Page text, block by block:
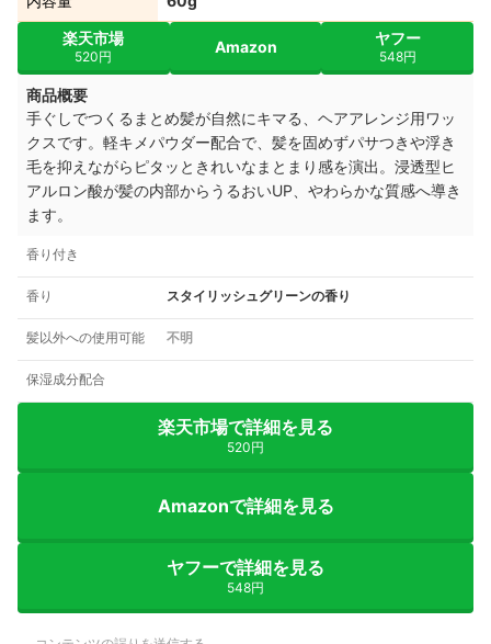
楽天市場
520円
Amazon ヤフー
548円
商品概要
手ぐしでつくるまとめ髪が自然にキマる、ヘアアレンジ用ワッ
クスです。軽キメパウダー配合で、髪を固めずパサつきや浮き
毛を抑えながらピタッときれいなまとまり感を演出。浸透型ヒ
アルロン酸が髪の内部からうるおいUP、やわらかな質感へ導き
ます。
香り付き
香り スタイリッシュグリーンの香り
髪以外への使用可能 不明
保湿成分配合
楽天市場で詳細を見る
520円
Amazonで詳細を見る
ヤフーで詳細を見る
548円